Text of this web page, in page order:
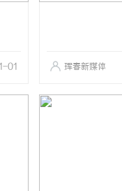
01 珲春新媒体